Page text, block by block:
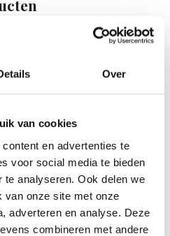
Over
van cookies
en advertenties te
voor social media te bieden
analyseren. Ook delen we
van onze site met onze
adverteren en analyse. Deze
combineren met andere